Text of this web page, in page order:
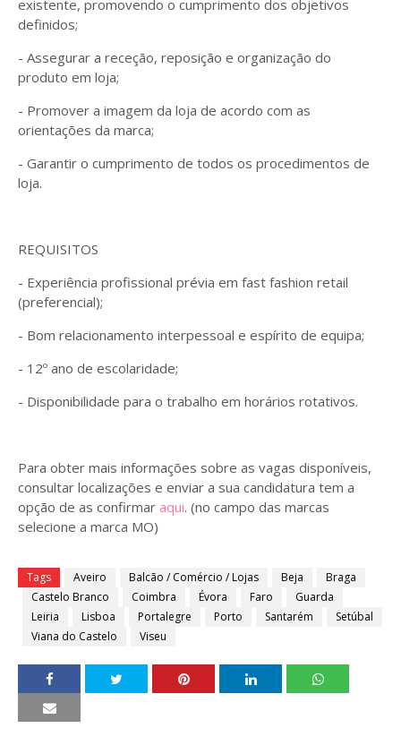
existente, promovendo o cumprimento dos objetivos
definidos;
- Assegurar a receção, reposição e organização do
produto em loja;
- Promover a imagem da loja de acordo com as
orientações da marca;
- Garantir o cumprimento de todos os procedimentos de
loja.
REQUISITOS
- Experiência profissional prévia em fast fashion retail
(preferencial);
- Bom relacionamento interpessoal e espírito de equipa;
- 12º ano de escolaridade;
- Disponibilidade para o trabalho em horários rotativos.
Para obter mais informações sobre as vagas disponíveis,
consultar localizações e enviar a sua candidatura tem a
opção de as confirmar aqui. (no campo das marcas
selecione a marca MO)
Tags Aveiro Balcão / Comércio / Lojas Beja
Braga
Castelo Branco
Coimbra Évora Faro
Guarda
Leiria
Lisboa Portalegre Porto Santarém
Setúbal
Viana do Castelo
Viseu